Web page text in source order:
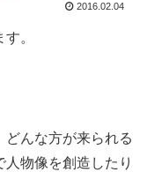
2016.02.04
。
んな方が来られる
物像を創造したり